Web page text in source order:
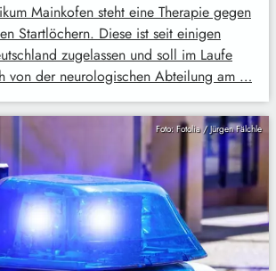
Mainkofen steht eine Therapie gegen
Startlöchern. Diese ist seit einigen
zugelassen und soll im Laufe
von der neurologischen Abteilung am …
Foto: Fotolia / Jürgen Fälchle